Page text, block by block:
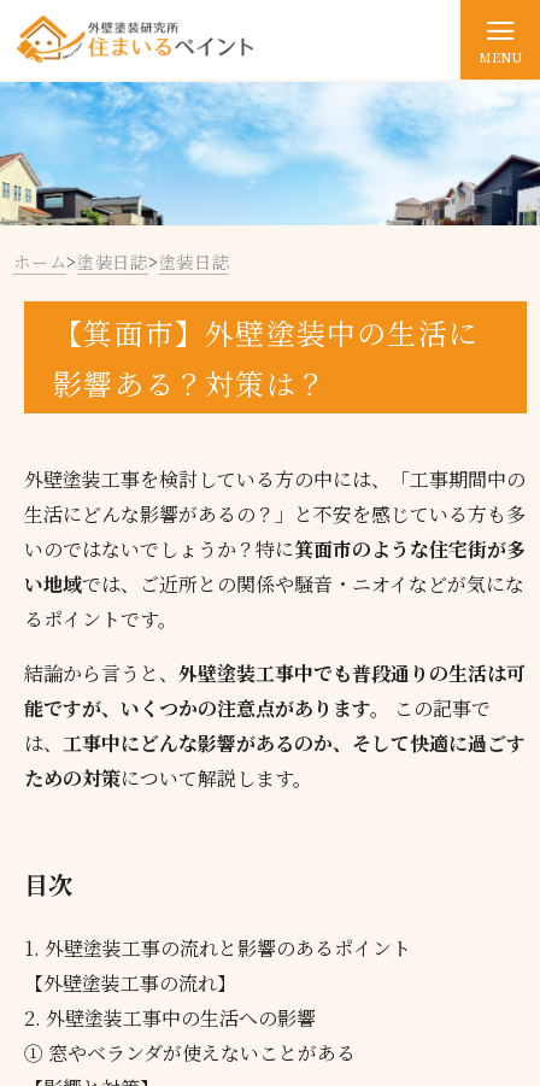
MENU
ホーム>塗装日誌>塗装日誌
【箕面市】外壁塗装中の生活に
影響ある？対策は？
外壁塗装工事を検討している方の中には、「工事期間中の
生活にどんな影響があるの？」と不安を感じている方も多
いのではないでしょうか？特に箕面市のような住宅街が多
い地域では、ご近所との関係や騒音・ニオイなどが気にな
るポイントです。
結論から言うと、外壁塗装工事中でも普段通りの生活は可
能ですが、いくつかの注意点があります。
この記事で
は、工事中にどんな影響があるのか、そして快適に過ごす
ための対策について解説します。
目次
1. 外壁塗装工事の流れと影響のあるポイント
【外壁塗装工事の流れ】
2. 外壁塗装工事中の生活への影響
① 窓やベランダが使えないことがある